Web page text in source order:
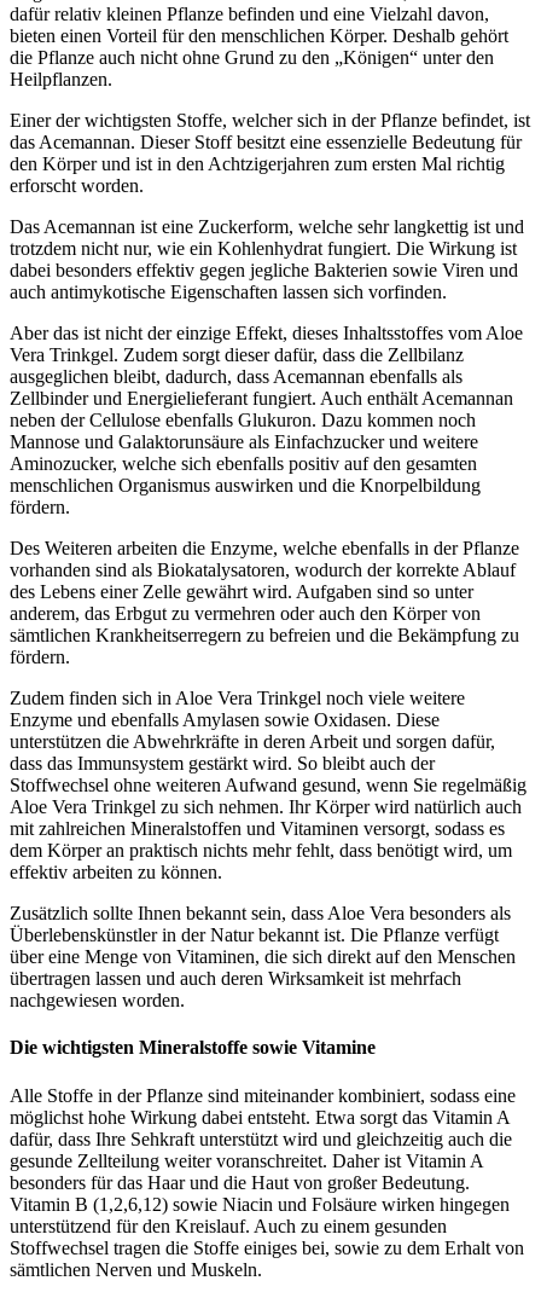
dafür relativ kleinen Pflanze befinden und eine Vielzahl davon,
bieten einen Vorteil für den menschlichen Körper. Deshalb gehört
die Pflanze auch nicht ohne Grund zu den „Königen“ unter den
Heilpflanzen.
Einer der wichtigsten Stoffe, welcher sich in der Pflanze befindet, ist
das Acemannan. Dieser Stoff besitzt eine essenzielle Bedeutung für
den Körper und ist in den Achtzigerjahren zum ersten Mal richtig
erforscht worden.
Das Acemannan ist eine Zuckerform, welche sehr langkettig ist und
trotzdem nicht nur, wie ein Kohlenhydrat fungiert. Die Wirkung ist
dabei besonders effektiv gegen jegliche Bakterien sowie Viren und
auch antimykotische Eigenschaften lassen sich vorfinden.
Aber das ist nicht der einzige Effekt, dieses Inhaltsstoffes vom Aloe
Vera Trinkgel. Zudem sorgt dieser dafür, dass die Zellbilanz
ausgeglichen bleibt, dadurch, dass Acemannan ebenfalls als
Zellbinder und Energielieferant fungiert. Auch enthält Acemannan
neben der Cellulose ebenfalls Glukuron. Dazu kommen noch
Mannose und Galaktorunsäure als Einfachzucker und weitere
Aminozucker, welche sich ebenfalls positiv auf den gesamten
menschlichen Organismus auswirken und die Knorpelbildung
fördern.
Des Weiteren arbeiten die Enzyme, welche ebenfalls in der Pflanze
vorhanden sind als Biokatalysatoren, wodurch der korrekte Ablauf
des Lebens einer Zelle gewährt wird. Aufgaben sind so unter
anderem, das Erbgut zu vermehren oder auch den Körper von
sämtlichen Krankheitserregern zu befreien und die Bekämpfung zu
fördern.
Zudem finden sich in Aloe Vera Trinkgel noch viele weitere
Enzyme und ebenfalls Amylasen sowie Oxidasen. Diese
unterstützen die Abwehrkräfte in deren Arbeit und sorgen dafür,
dass das Immunsystem gestärkt wird. So bleibt auch der
Stoffwechsel ohne weiteren Aufwand gesund, wenn Sie regelmäßig
Aloe Vera Trinkgel zu sich nehmen. Ihr Körper wird natürlich auch
mit zahlreichen Mineralstoffen und Vitaminen versorgt, sodass es
dem Körper an praktisch nichts mehr fehlt, dass benötigt wird, um
effektiv arbeiten zu können.
Zusätzlich sollte Ihnen bekannt sein, dass Aloe Vera besonders als
Überlebenskünstler in der Natur bekannt ist. Die Pflanze verfügt
über eine Menge von Vitaminen, die sich direkt auf den Menschen
übertragen lassen und auch deren Wirksamkeit ist mehrfach
nachgewiesen worden.
Die wichtigsten Mineralstoffe sowie Vitamine
Alle Stoffe in der Pflanze sind miteinander kombiniert, sodass eine
möglichst hohe Wirkung dabei entsteht. Etwa sorgt das Vitamin A
dafür, dass Ihre Sehkraft unterstützt wird und gleichzeitig auch die
gesunde Zellteilung weiter voranschreitet. Daher ist Vitamin A
besonders für das Haar und die Haut von großer Bedeutung.
Vitamin B (1,2,6,12) sowie Niacin und Folsäure wirken hingegen
unterstützend für den Kreislauf. Auch zu einem gesunden
Stoffwechsel tragen die Stoffe einiges bei, sowie zu dem Erhalt von
sämtlichen Nerven und Muskeln.